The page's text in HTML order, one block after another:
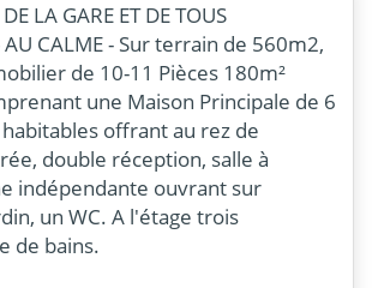
LA GARE ET DE TOUS
AU CALME - Sur terrain de 560m2,
de 10-11 Pièces 180m²
une Maison Principale de 6
offrant au rez de
double réception, salle à
indépendante ouvrant sur
un WC. A l'étage trois
de bains.